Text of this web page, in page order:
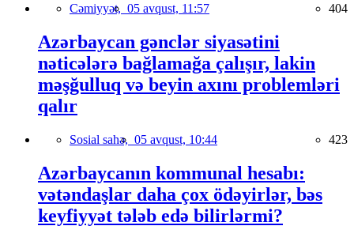
Cəmiyyət, 05 avqust, 11:57 404
Azərbaycan gənclər siyasətini
nəticələrə bağlamağa çalışır, lakin
məşğulluq və beyin axını problemləri
qalır
Sosial sahə, 05 avqust, 10:44 423
Azərbaycanın kommunal hesabı:
vətəndaşlar daha çox ödəyirlər, bəs
keyfiyyət tələb edə bilirlərmi?